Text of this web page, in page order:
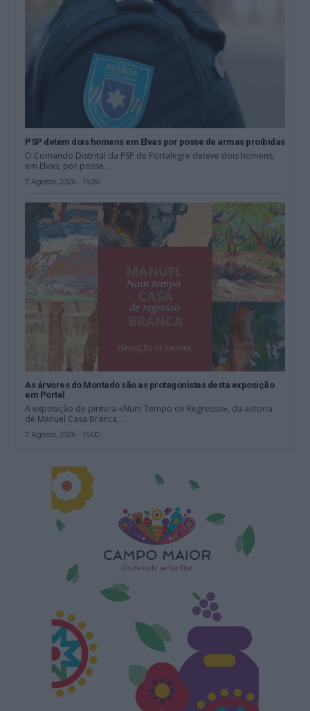
PSP detém dois homens em Elvas por posse de armas proibidas
O Comando Distrital da PSP de Portalegre deteve dois homens,
em Elvas, por posse...
7 Agosto, 2026 - 15:26
As árvores do Montado são as protagonistas desta exposição
em Portel
A exposição de pintura «Num Tempo de Regresso», da autoria
de Manuel Casa Branca,...
7 Agosto, 2026 - 15:00